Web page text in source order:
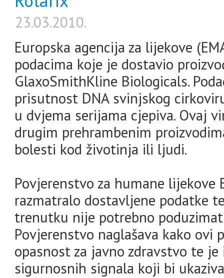
23.03.2010.
Europska agencija za lijekove
podacima koje je dostavio
GlaxoSmithKline Biologicals.
prisutnost DNA svinjskog
u dvjema serijama cjepiva. Ovaj
drugim prehrambenim
bolesti kod životinja ili ljudi.
Povjerenstvo za humane lijekove
razmatralo dostavljene podatke
trenutku nije potrebno
Povjerenstvo naglašava kako
opasnost za javno zdravstvo te
sigurnosnih signala koji bi